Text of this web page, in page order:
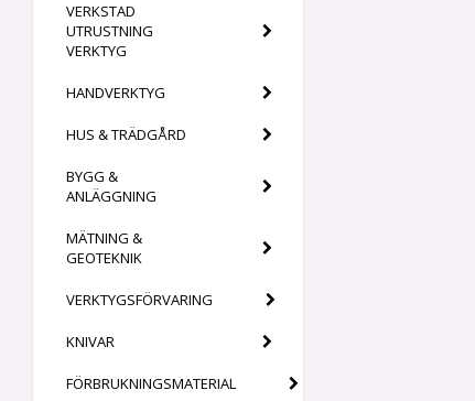
VERKSTAD
UTRUSTNING
VERKTYG
HANDVERKTYG
HUS & TRÄDGÅRD
BYGG &
ANLÄGGNING
MÄTNING &
GEOTEKNIK
VERKTYGSFÖRVARING
KNIVAR
FÖRBRUKNINGSMATERIAL